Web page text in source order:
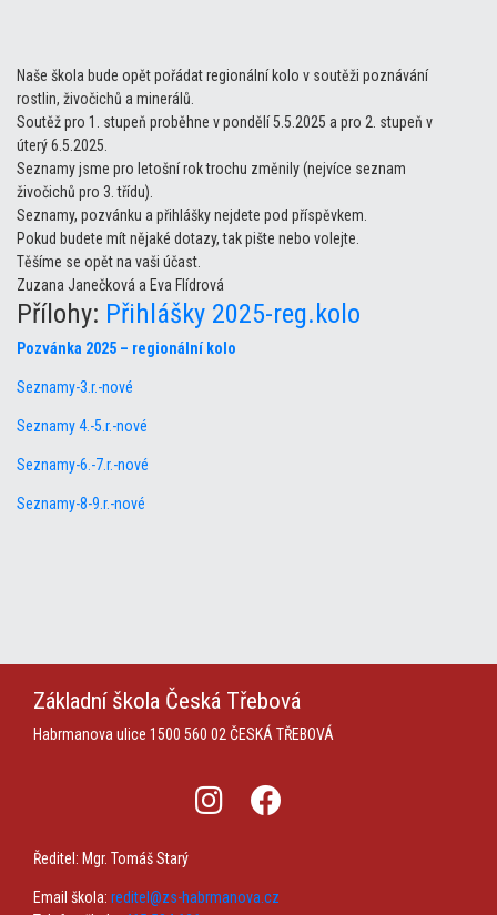
Naše škola bude opět pořádat regionální kolo v soutěži poznávání
rostlin, živočichů a minerálů.
Soutěž pro 1. stupeň proběhne v pondělí 5.5.2025 a pro 2. stupeň v
úterý 6.5.2025.
Seznamy jsme pro letošní rok trochu změnily (nejvíce seznam
živočichů pro 3. třídu).
Seznamy, pozvánku a přihlášky nejdete pod příspěvkem.
Pokud budete mít nějaké dotazy, tak pište nebo volejte.
Těšíme se opět na vaši účast.
Zuzana Janečková a Eva Flídrová
Přílohy: Přihlášky 2025-reg.kolo
Pozvánka 2025 – regionální kolo
Seznamy-3.r.-nové
Seznamy 4.-5.r.-nové
Seznamy-6.-7.r.-nové
Seznamy-8-9.r.-nové
Základní škola Česká Třebová
Habrmanova ulice 1500 560 02 ČESKÁ TŘEBOVÁ
Ředitel: Mgr. Tomáš Starý
Email škola: reditel@zs-habrmanova.cz